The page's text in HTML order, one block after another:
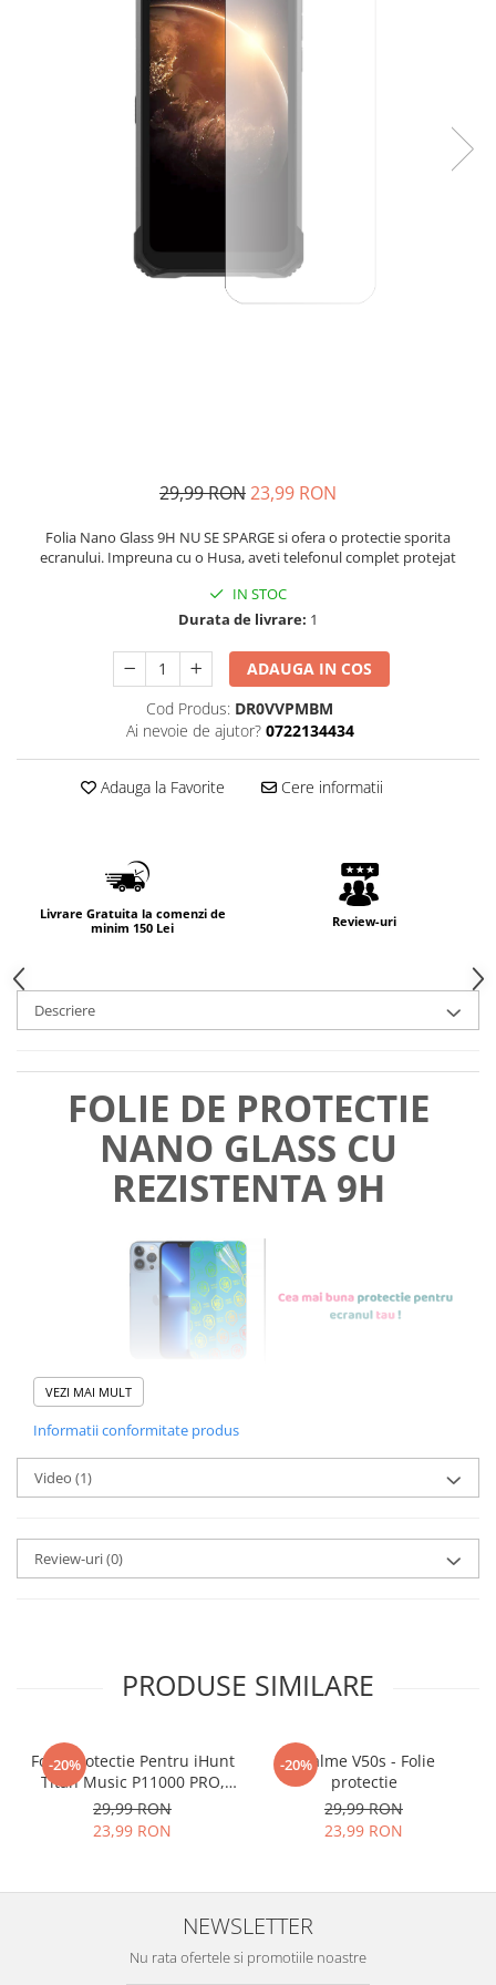
29,99 RON23,99 RON
Folia Nano Glass 9H NU SE SPARGE si ofera o protectie sporita
ecranului. Impreuna cu o Husa, aveti telefonul complet protejat
IN STOC
Durata de livrare: 1
ADAUGA IN COS
Cod Produs: DR0VVPMBM
Ai nevoie de ajutor? 0722134434
Adauga la Favorite Cere informatii
Livrare Gratuita la comenzi de
minim 150 Lei
Review-uri
Descriere
FOLIE DE PROTECTIE
NANO GLASS CU
REZISTENTA 9H
Foliile noastre sunt
tu.
Materialul folosit in
esteNano Glass flexibil.
AcestagaranteazacaNU SE
SPARGE in mii de cioburi
ascutite si periculoase.
zgarieturi si spargere, ci si
INTARESTE ecranul!
Folia avand rezistenta 9H la
VEZI MAI MULT
Informatii conformitate produs
Video (1)
Review-uri(0)
PRODUSE SIMILARE
-20%
Folie Protectie Pentru iHunt
Titan Music P11000 PRO,
VDOO
29,99 RON
23,99 RON
-20%
Realme V50s - Folie
protectie
29,99 RON
23,99 RON
NEWSLETTER
Nu rata ofertele si promotiile noastre